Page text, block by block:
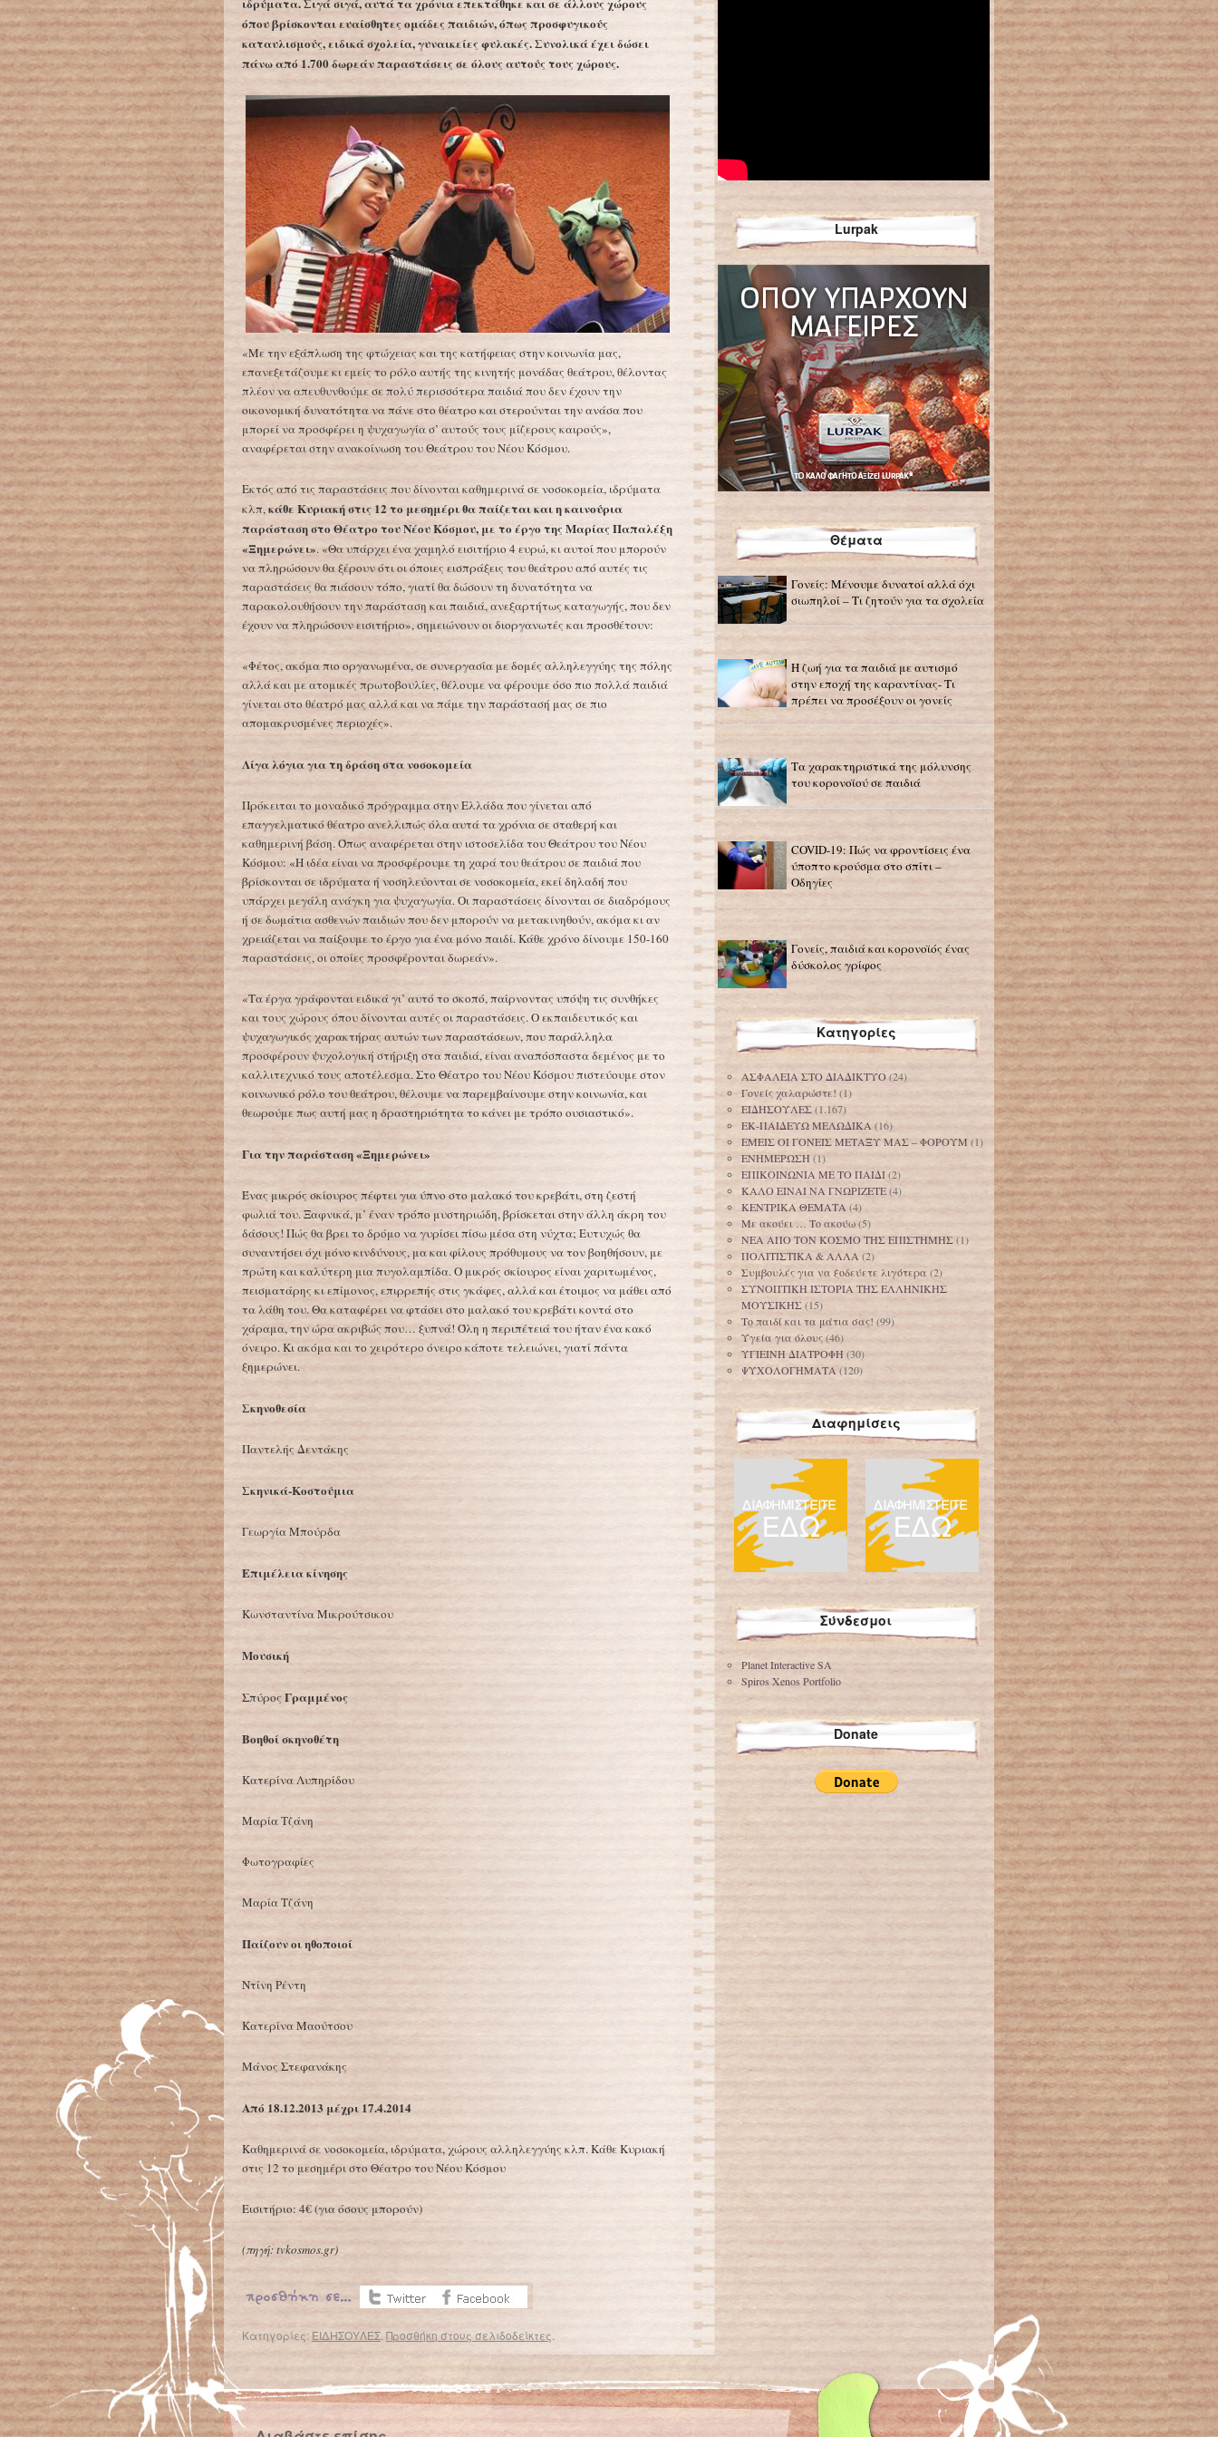
όπου βρίσκονται ευαίσθητες ομάδες παιδιών, όπως προσφυγικούς
καταυλισμούς, ειδικά σχολεία, γυναικείες φυλακές. Συνολικά έχει δώσει
πάνω από 1.700 δωρεάν παραστάσεις σε όλους αυτούς τους χώρους.
«Με την εξάπλωση της φτώχειας και της κατήφειας στην κοινωνία μας,
επανεξετάζουμε κι εμείς το ρόλο αυτής της κινητής μονάδας θεάτρου, θέλοντας
πλέον να απευθυνθούμε σε πολύ περισσότερα παιδιά που δεν έχουν την
οικονομική δυνατότητα να πάνε στο θέατρο και στερούνται την ανάσα που
μπορεί να προσφέρει η ψυχαγωγία σ’ αυτούς τους μίζερους καιρούς»,
αναφέρεται στην ανακοίνωση του Θεάτρου του Νέου Κόσμου.
Εκτός από τις παραστάσεις που δίνονται καθημερινά σε νοσοκομεία, ιδρύματα
κλπ,κάθε Κυριακή στις 12 το μεσημέρι θα παίζεται και η καινούρια
παράσταση στο Θέατρο του Νέου Κόσμου, με το έργο της Μαρίας Παπαλέξη
«Ξημερώνει». «Θα υπάρχει ένα χαμηλό εισιτήριο 4 ευρώ, κι αυτοί που μπορούν
να πληρώσουν θα ξέρουν ότι οι όποιες εισπράξεις του θεάτρου από αυτές τις
παραστάσεις θα πιάσουν τόπο, γιατί θα δώσουν τη δυνατότητα να
παρακολουθήσουν την παράσταση και παιδιά, ανεξαρτήτως καταγωγής, που δεν
έχουν να πληρώσουν εισιτήριο», σημειώνουν οι διοργανωτές και προσθέτουν:
«Φέτος, ακόμα πιο οργανωμένα, σε συνεργασία με δομές αλληλεγγύης της πόλης
αλλά και με ατομικές πρωτοβουλίες, θέλουμε να φέρουμε όσο πιο πολλά παιδιά
γίνεται στο θέατρό μας αλλά και να πάμε την παράστασή μας σε πιο
απομακρυσμένες περιοχές».
Λίγα λόγια για τη δράση στα νοσοκομεία
Πρόκειται το μοναδικό πρόγραμμα στην Ελλάδα που γίνεται από
επαγγελματικό θέατρο ανελλιπώς όλα αυτά τα χρόνια σε σταθερή και
καθημερινή βάση. Όπως αναφέρεται στην ιστοσελίδα του Θεάτρου του Νέου
Κόσμου: «Η ιδέα είναι να προσφέρουμε τη χαρά του θεάτρου σε παιδιά που
βρίσκονται σε ιδρύματα ή νοσηλεύονται σε νοσοκομεία, εκεί δηλαδή που
υπάρχει μεγάλη ανάγκη για ψυχαγωγία. Οι παραστάσεις δίνονται σε διαδρόμους
ή σε δωμάτια ασθενών παιδιών που δεν μπορούν να μετακινηθούν, ακόμα κι αν
χρειάζεται να παίξουμε το έργο για ένα μόνο παιδί. Κάθε χρόνο δίνουμε 150-160
παραστάσεις, οι οποίες προσφέρονται δωρεάν».
«Τα έργα γράφονται ειδικά γι’ αυτό το σκοπό, παίρνοντας υπόψη τις συνθήκες
και τους χώρους όπου δίνονται αυτές οι παραστάσεις. O εκπαιδευτικός και
ψυχαγωγικός χαρακτήρας αυτών των παραστάσεων, που παράλληλα
προσφέρουν ψυχολογική στήριξη στα παιδιά, είναι αναπόσπαστα δεμένος με το
καλλιτεχνικό τους αποτέλεσμα. Στο Θέατρο του Νέου Κόσμου πιστεύουμε στον
κοινωνικό ρόλο του θεάτρου, θέλουμε να παρεμβαίνουμε στην κοινωνία, και
θεωρούμε πως αυτή μας η δραστηριότητα το κάνει με τρόπο ουσιαστικό».
Για την παράσταση «Ξημερώνει»
Ένας μικρός σκίουρος πέφτει για ύπνο στο μαλακό του κρεβάτι, στη ζεστή
φωλιά του. Ξαφνικά, μ’ έναν τρόπο μυστηριώδη, βρίσκεται στην άλλη άκρη του
δάσους! Πώς θα βρει το δρόμο να γυρίσει πίσω μέσα στη νύχτα; Ευτυχώς θα
συναντήσει όχι μόνο κινδύνους, μα και φίλους πρόθυμους να τον βοηθήσουν, με
πρώτη και καλύτερη μια πυγολαμπίδα. Ο μικρός σκίουρος είναι χαριτωμένος,
πεισματάρης κι επίμονος, επιρρεπής στις γκάφες, αλλά και έτοιμος να μάθει από
τα λάθη του. Θα καταφέρει να φτάσει στο μαλακό του κρεβάτι κοντά στο
χάραμα, την ώρα ακριβώς που… ξυπνά! Όλη η περιπέτειά του ήταν ένα κακό
όνειρο. Κι ακόμα και το χειρότερο όνειρο κάποτε τελειώνει, γιατί πάντα
ξημερώνει.
Σκηνοθεσία
Παντελής Δεντάκης
Σκηνικά-Κοστούμια
Γεωργία Μπούρδα
Επιμέλεια κίνησης
Κωνσταντίνα Μικρούτσικου
Μουσική
Σπύρος Γραμμένος
Βοηθοί σκηνοθέτη
Κατερίνα Λυπηρίδου
Μαρία Τζάνη
Φωτογραφίες
Μαρία Τζάνη
Παίζουν οι ηθοποιοί
Ντίνη Ρέντη
Κατερίνα Μαούτσου
Μάνος Στεφανάκης
Από 18.12.2013 μέχρι 17.4.2014
Καθημερινά σε νοσοκομεία, ιδρύματα, χώρους αλληλεγγύης κλπ. Κάθε Κυριακή
στις 12 το μεσημέρι στο Θέατρο του Νέου Κόσμου
Εισιτήριο: 4€ (για όσους μπορούν)
(πηγή: tvkosmos.gr)
Κατηγορίες: ΕΙΔΗΣΟΥΛΕΣ. Προσθήκη στους σελιδοδείκτες.
← Επιστροφή στο %s
Κόβουν το ρεύμα στους «σεισμόπληκτους» του μνημονίου Τεστ «βλέπει» εγκαίρως την κατάθλιψη στους εφήβους→
Lurpak
Θέματα
Γονείς: Μένουμε δυνατοί αλλά όχι
σιωπηλοί – Τι ζητούν για τα σχολεία
Η ζωή για τα παιδιά με αυτισμό
στην εποχή της καραντίνας- Τι
πρέπει να προσέξουν οι γονείς
Τα χαρακτηριστικά της μόλυνσης
του κορονοϊού σε παιδιά
COVID-19: Πώς να φροντίσεις ένα
ύποπτο κρούσμα στο σπίτι –
Οδηγίες
Γονείς, παιδιά και κορονοϊός ένας
δύσκολος γρίφος
Κατηγορίες
ΑΣΦΑΛΕΙΑ ΣΤΟ ΔΙΑΔΙΚΤΥΟ(24)
Γονείς χαλαρώστε! (1)
ΕΙΔΗΣΟΥΛΕΣ(1.167)
ΕΚ-ΠΑΙΔΕΥΩ ΜΕΛΩΔΙΚΑ (16)
ΕΜΕΙΣ ΟΙ ΓΟΝΕΙΣ ΜΕΤΑΞΥ ΜΑΣ – ΦΟΡΟΥΜ (1)
ΕΝΗΜΕΡΩΣΗ(1)
ΕΠΙΚΟΙΝΩΝΙΑ ΜΕ ΤΟ ΠΑΙΔΙ(2)
ΚΑΛΟ ΕΙΝΑΙ ΝΑ ΓΝΩΡΙΖΕΤΕ(4)
ΚΕΝΤΡΙΚΑ ΘΕΜΑΤΑ (4)
Με ακούει … Το ακούω(5)
ΝΕΑ ΑΠΟ ΤΟΝ ΚΟΣΜΟ ΤΗΣ ΕΠΙΣΤΗΜΗΣ(1)
ΠΟΛΙΤΙΣΤΙΚΑ & ΑΛΛΑ (2)
Συμβουλές για να ξοδεύετε λιγότερα (2)
ΣΥΝΟΠΤΙΚΗ ΙΣΤΟΡΙΑ ΤΗΣ ΕΛΛΗΝΙΚΗΣ
ΜΟΥΣΙΚΗΣ(15)
Το παιδί και τα μάτια σας! (99)
Υγεία για όλους(46)
ΥΓΙΕΙΝΗ ΔΙΑΤΡΟΦΗ (30)
ΨΥΧΟΛΟΓΗΜΑΤΑ (120)
Διαφημίσεις
Σύνδεσμοι
Planet Interactive SA
Spiros Xenos Portfolio
Donate